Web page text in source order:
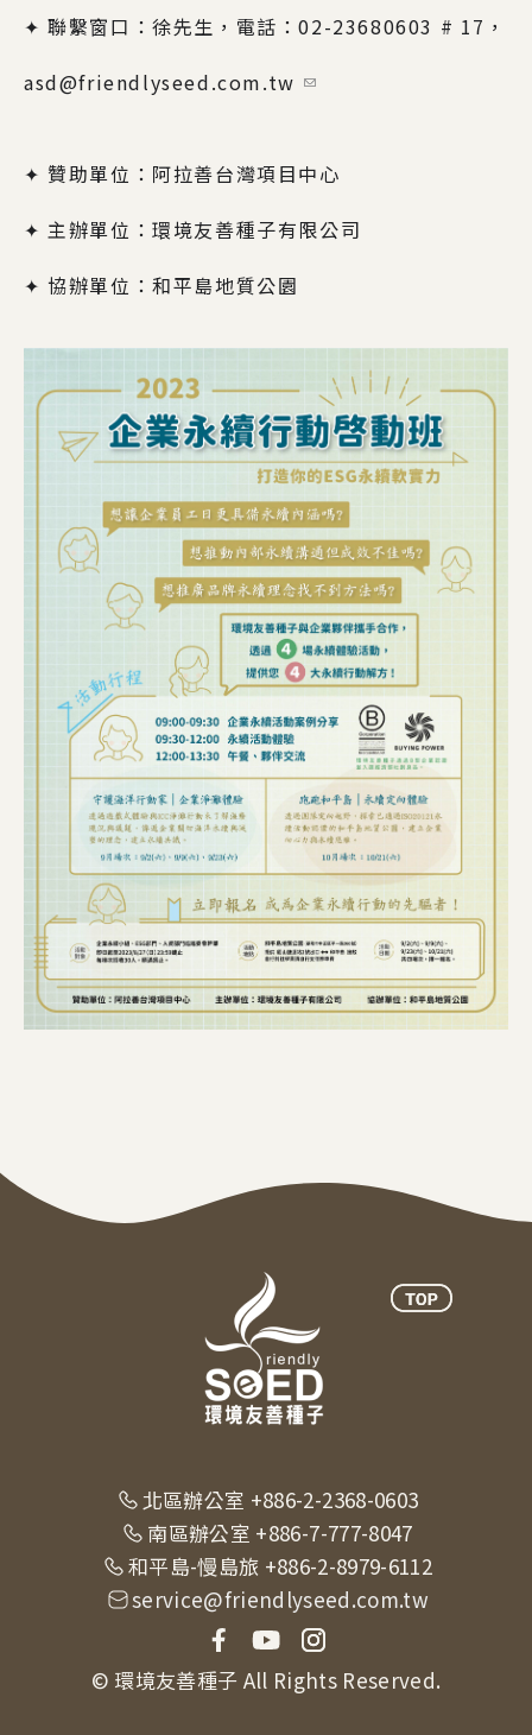
✦ 聯繫窗口：徐先生，電話：02-23680603 # 17，
asd@friendlyseed.com.tw (link sends e-mail)
✦ 贊助單位：阿拉善台灣項目中心
✦ 主辦單位：環境友善種子有限公司
✦ 協辦單位：和平島地質公園
北區辦公室 +886-2-2368-0603
南區辦公室 +886-7-777-8047
和平島-慢島旅 +886-2-8979-6112
service@friendlyseed.com.tw
© 環境友善種子 All Rights Reserved.